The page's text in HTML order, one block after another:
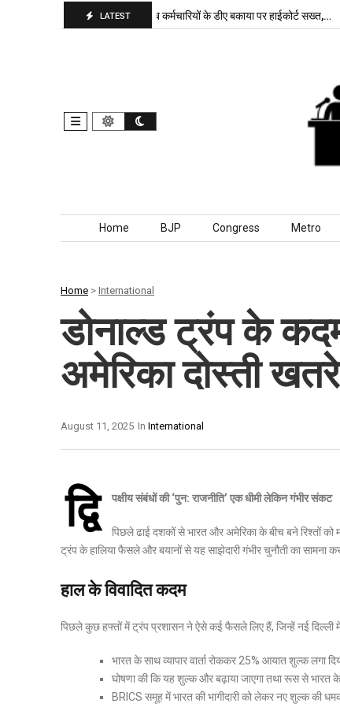
LATEST
बरकरार, बांकीपुर में… पंजाब कर्मचारियों के डीए बकाया पर हाईकोर्ट सख्त,…
Skip to content
Home BJP Congress Metro
Home > International
डोनाल्ड ट्रंप के
अमेरिका दोस्ती
In International
August 11, 2025
द्वि पक्षीय संबंधों की ‘पुन: राजनीति’ एक धीमी लेकिन गंभीर संकट
पिछले ढाई दशकों से भारत और अमेरिका के बीच बने रिश्तों
ट्रंप के हालिया फैसले और बयानों से यह साझेदारी गंभीर चुनौती का सामना
हाल के विवादित कदम
पिछले कुछ हफ्तों में ट्रंप प्रशासन ने ऐसे कई फैसले लिए हैं, जिन्हें नई
भारत के साथ व्यापार वार्ता रोककर 25% आयात शुल्क लगा
घोषणा की कि यह शुल्क और बढ़ाया जाएगा तथा रूस से भारत
BRICS समूह में भारत की भागीदारी को लेकर नए शुल्क की